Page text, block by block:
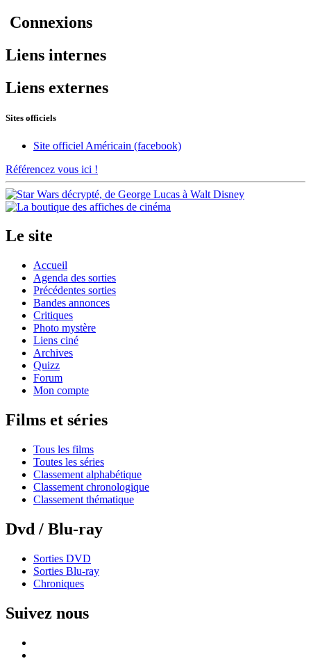
Connexions
Liens internes
Liens externes
Sites officiels
Site officiel Américain (facebook)
Référencez vous ici !
Le site
Accueil
Agenda des sorties
Précédentes sorties
Bandes annonces
Critiques
Photo mystère
Liens ciné
Archives
Quizz
Forum
Mon compte
Films et séries
Tous les films
Toutes les séries
Classement alphabétique
Classement chronologique
Classement thématique
Dvd / Blu-ray
Sorties DVD
Sorties Blu-ray
Chroniques
Suivez nous